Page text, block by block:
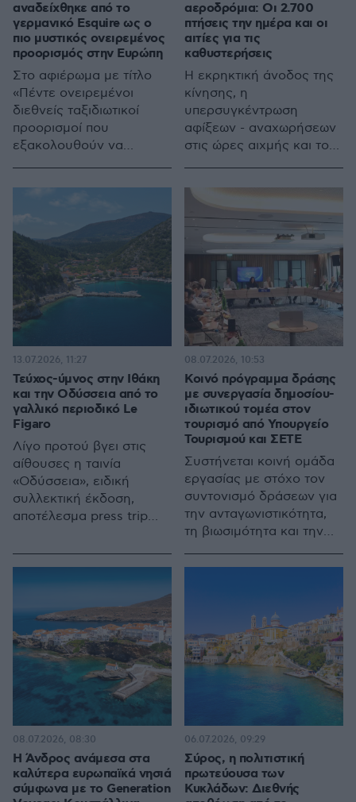
αναδείχθηκε από το
γερμανικό Esquire ως ο
πιο μυστικός ονειρεμένος
προορισμός στην Ευρώπη
Στο αφιέρωμα με τίτλο
«Πέντε ονειρεμένοι
διεθνείς ταξιδιωτικοί
προορισμοί που
εξακολουθούν να
καταλαμβάνει την πρώτη
θέση
αεροδρόμια: Οι 2.700
πτήσεις την ημέρα και οι
αιτίες για τις
καθυστερήσεις
Η εκρηκτική άνοδος της
κίνησης, η
υπερσυγκέντρωση
αφίξεων - αναχωρήσεων
στις ώρες αιχμής και το
εξόδου της Ευρωπαϊκής
Ενωσης φέρνουν στην
επιφάνεια τις ελλείψεις
προσωπικού, τα
προβλήματα
χωρητικότητας και τις
τεχνικές αδυναμίες
Τεύχος-ύμνος στην Ιθάκη
και την Οδύσσεια από το
γαλλικό περιοδικό Le
Figaro
Λίγο προτού βγει στις
αίθουσες η ταινία
«Οδύσσεια», ειδική
συλλεκτική έκδοση,
αποτέλεσμα press trip
εκθειάζει την ιστορική,
πολιτιστική και τη
σύγχρονη φυσιογνωμία
του ελληνικού νησιού
13.07.2026, 11:27
Κοινό πρόγραμμα δράσης
με συνεργασία δημοσίου-
ιδιωτικού τομέα στον
τουρισμό από Υπουργείο
Τουρισμού και ΣΕΤΕ
Συστήνεται κοινή ομάδα
εργασίας με στόχο τον
συντονισμό δράσεων για
την ανταγωνιστικότητα,
τη βιωσιμότητα και την
τουριστικού προϊόντος
08.07.2026, 10:53
Η Άνδρος ανάμεσα στα
καλύτερα ευρωπαϊκά νησιά
σύμφωνα με το Generation
08.07.2026, 08:30
Σύρος, η πολιτιστική
πρωτεύουσα των
Κυκλάδων: Διεθνής
06.07.2026, 09:29